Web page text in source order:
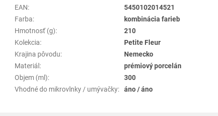
EAN:
5450102014521
Farba:
kombinácia farieb
Hmotnosť (g):
210
Kolekcia:
Petite Fleur
Krajina pôvodu:
Nemecko
Materiál :
prémiový porcelán
Objem (ml):
300
Vhodné do mikrovlnky / umývačky: áno / áno